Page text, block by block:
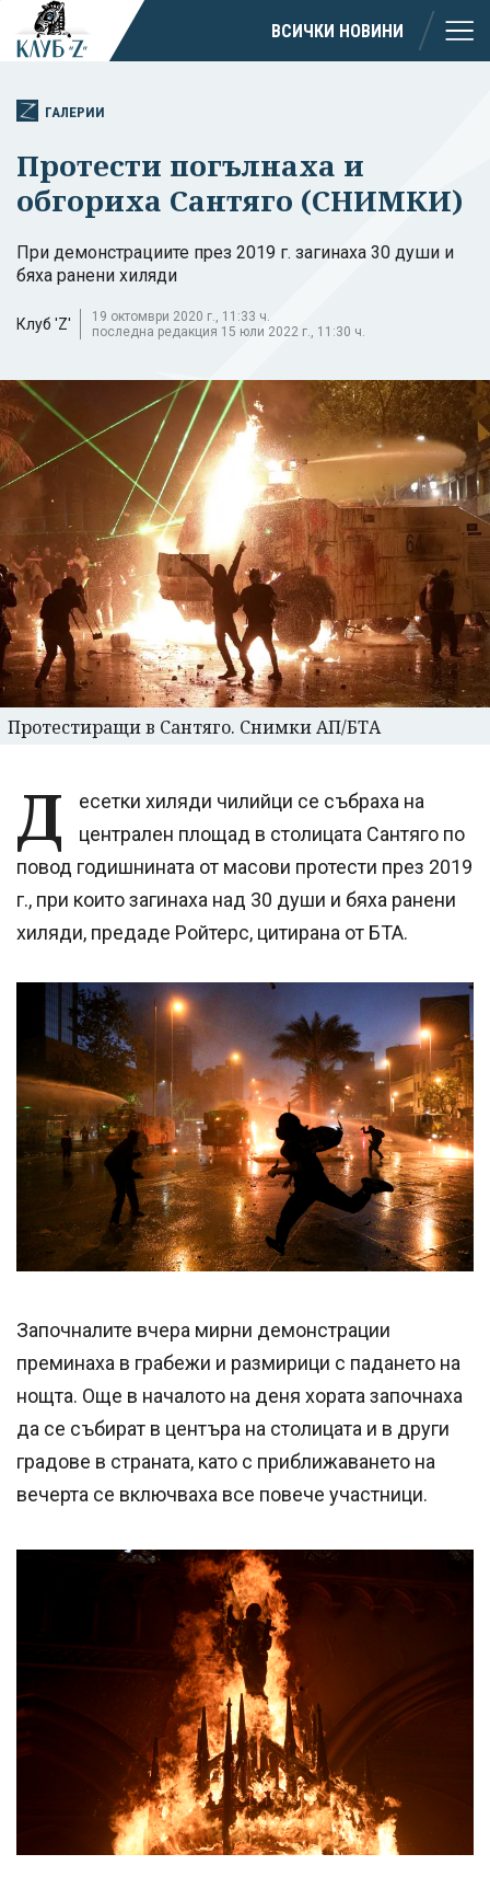
ВСИЧКИ НОВИНИ
ГАЛЕРИИ
Протести погълнаха и
обгориха Сантяго (СНИМКИ)
При демонстрациите през 2019 г. загинаха 30 души и
бяха ранени хиляди
Клуб 'Z'
19 октомври 2020 г., 11:33 ч.
последна редакция 15 юли 2022 г., 11:30 ч.
Протестиращи в Сантяго. Снимки АП/БТА
Д
есетки хиляди чилийци се събраха на
централен площад в столицата Сантяго по
повод годишнината от масови протести през 2019
г., при които загинаха над 30 души и бяха ранени
хиляди, предаде Ройтерс, цитирана от БТА.
Започналите вчера мирни демонстрации
преминаха в грабежи и размирици с падането на
нощта. Още в началото на деня хората започнаха
да се събират в центъра на столицата и в други
градове в страната, като с приближаването на
вечерта се включваха все повече участници.